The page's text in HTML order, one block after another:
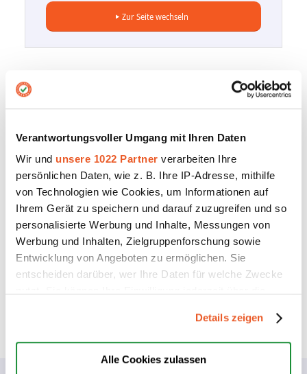
Verantwortungsvoller Umgang mit Ihren Daten
Wir und unsere 1022 Partner verarbeiten Ihre
persönlichen Daten, wie z. B. Ihre IP-Adresse, mithilfe
von Technologien wie Cookies, um Informationen auf
Ihrem Gerät zu speichern und darauf zuzugreifen und so
personalisierte Werbung und Inhalte, Messungen von
Werbung und Inhalten, Zielgruppenforschung sowie
Entwicklung von Angeboten zu ermöglichen. Sie
entscheiden darüber, wer Ihre Daten für welche Zwecke
Trigger Symbol ändern oder widerrufen
Wenn Sie es erlauben, würden wir auch gerne:
Details zeigen
Alle Cookies zulassen
Zur Seite wechseln
Oder suchen Sie nach vertrauenswürdigen
„Branchenbeste“-Funktionmacht es Ihnen leicht, den
am besten bewerteten Anbieter zu finden. Ob
Handwerker, Onlineshop oder Dienstleister – wir zeigen
Ihnen, wem andere Kunden vertrauen.
Branchen-Beste finden